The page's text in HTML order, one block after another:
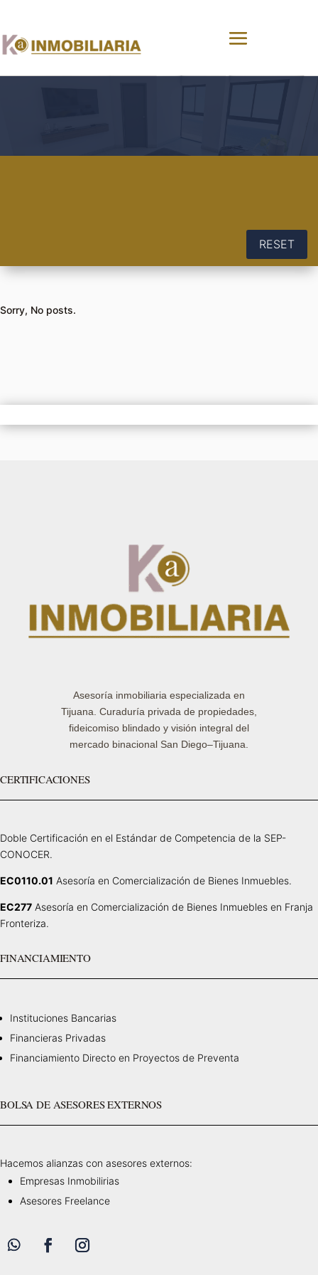
RESET
Sorry, No posts.
Asesoría inmobiliaria especializada en
Tijuana. Curaduría privada de propiedades,
fideicomiso blindado y visión integral del
mercado binacional San Diego–Tijuana.
CERTIFICACIONES
Doble Certificación en el Estándar de Competencia de la SEP-
CONOCER.
EC0110.01 Asesoría en Comercialización de Bienes Inmuebles.
EC277 Asesoría en Comercialización de Bienes Inmuebles en Franja
Fronteriza.
FINANCIAMIENTO
Instituciones Bancarias
Financieras Privadas
Financiamiento Directo en Proyectos de Preventa
BOLSA DE ASESORES EXTERNOS
Hacemos alianzas con asesores externos:
Empresas Inmobilirias
Asesores Freelance